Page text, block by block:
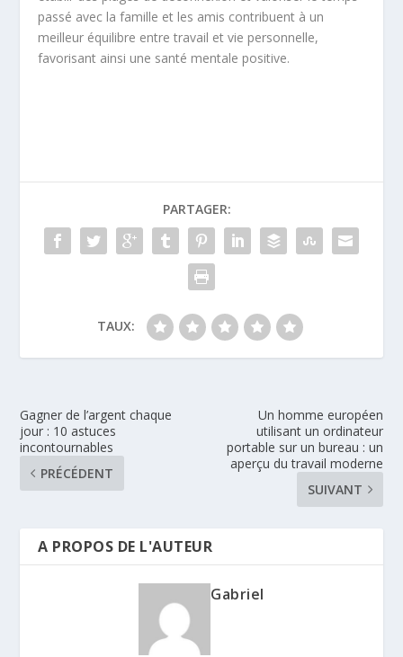
passé avec la famille et les amis contribuent à un
meilleur équilibre entre travail et vie personnelle,
favorisant ainsi une santé mentale positive.
PARTAGER:
TAUX:
Gagner de l’argent chaque
jour : 10 astuces
incontournables
PRÉCÉDENT
Un homme européen
utilisant un ordinateur
portable sur un bureau : un
aperçu du travail moderne
SUIVANT
A PROPOS DE L'AUTEUR
Gabriel